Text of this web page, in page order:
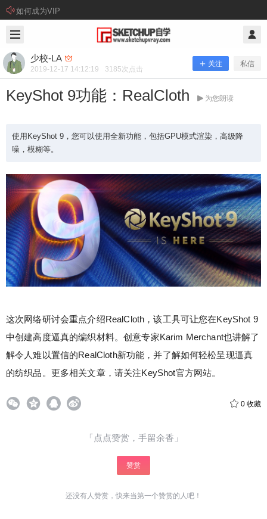
如何成为VIP
少校-LA
2019-12-17 14:12:19 3185次点击
关注 私信
KeyShot 9功能：RealCloth 为您朗读
使用KeyShot 9，您可以使用全新功能，包括GPU模式渲染，高级降
噪，模糊等。
这次网络研讨会重点介绍RealCloth，该工具可让您在KeyShot 9
中创建高度逼真的编织材料。创意专家Karim Merchant也讲解了
解令人难以置信的RealCloth新功能，并了解如何轻松呈现逼真
的纺织品。更多相关文章，请关注KeyShot官方网站。
0 收藏
「点点赞赏，手留余香」
赞赏
还没有人赞赏，快来当第一个赞赏的人吧！
少校-LA @ SketchUp自学
KeyShot 9功能：RealCloth
使用KeyShot 9，您可以使用全新功能，包括GPU
模式渲染，高级降噪，模糊等。
扫描二维码继续阅读